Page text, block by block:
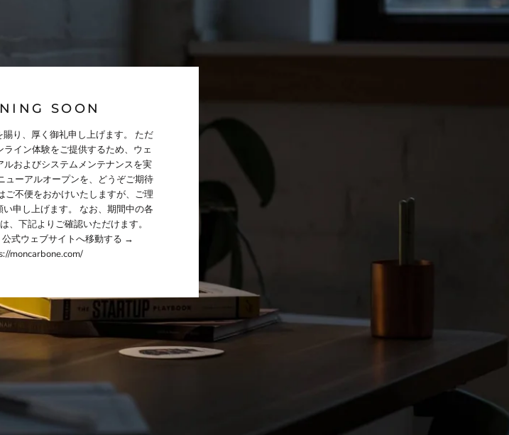
SOON
り、厚く御礼申し上げます。 ただ
ライン体験をご提供するため、ウェ
ルおよびシステムメンテナンスを実
ューアルオープンを、どうぞご期待
ご不便をおかけいたしますが、ご理
申し上げます。 なお、期間中の各
、下記よりご確認いただけます。
公式ウェブサイトへ移動する →
moncarbone.com/